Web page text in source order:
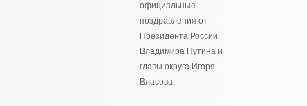
официальные
поздравления от
Президента России
Владимира Путина и
главы округа Игоря
Власова.